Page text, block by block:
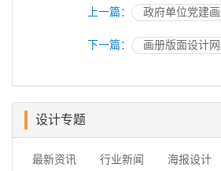
上一篇： 政府单位党建
下一篇： 画册版面设计
设计专题
最新资讯 行业新闻 海报设计